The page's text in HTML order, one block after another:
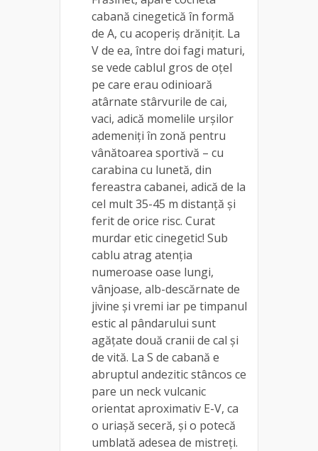
cabană cinegetică în formă
de A, cu acoperiș drănițit. La
V de ea, între doi fagi maturi,
se vede cablul gros de oțel
pe care erau odinioară
atârnate stârvurile de cai,
vaci, adică momelile urșilor
ademeniți în zonă pentru
vânătoarea sportivă – cu
carabina cu lunetă, din
fereastra cabanei, adică de la
cel mult 35-45 m distanță și
ferit de orice risc. Curat
murdar etic cinegetic! Sub
cablu atrag atenția
numeroase oase lungi,
vânjoase, alb-descărnate de
jivine și vremi iar pe timpanul
estic al pândarului sunt
agățate două cranii de cal și
de vită. La S de cabană e
abruptul andezitic stâncos ce
pare un neck vulcanic
orientat aproximativ E-V, ca
o uriașă seceră, și o potecă
umblată adesea de mistreți.